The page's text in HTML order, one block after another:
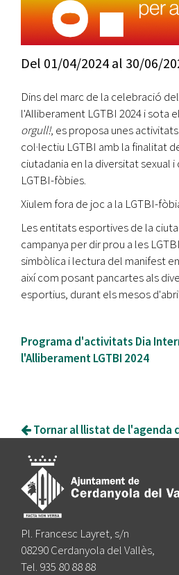
Del 01/04/2024 al 30/06/
Dins del marc de la celebració
l'Alliberament LGTBI 2024 i sota
orgull!, es proposa unes
col·lectiu LGTBI amb la finalitat
ciutadania en la diversitat sexual
LGTBI-fòbies.
Xiulem fora de joc a la LGTBI-
Les entitats esportives de la
campanya per dir prou a les
simbòlica i lectura del manifest
així com posant pancartes als
esportius, durant els mesos
Programa d'activitats Dia
l'Alliberament LGTBI 2024
Tornar al llistat de l'agenda
Pl. Francesc Layret, s/n
08290 Cerdanyola del Vallès,
Tel. 935 80 88 88